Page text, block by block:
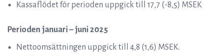
Kassaflödet för perioden uppgick till 17,7 (-8,5) MSEK
Perioden januari – juni 2025
Nettoomsättningen uppgick till 4,8 (1,6) MSEK.